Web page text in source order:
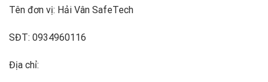
Tên đơn vị: Hải Vân SafeTech
SĐT: 0934960116
Địa chỉ: